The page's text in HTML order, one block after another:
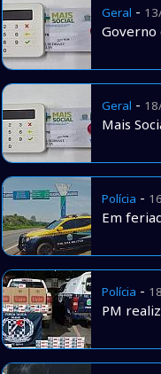
Geral -
Governo
Geral -
Mais
Polícia -
Em
Polícia -
PM